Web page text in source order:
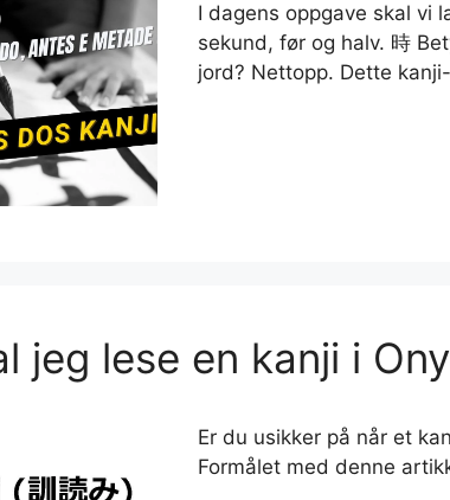
I dagens oppgave skal vi
sekund, før og halv. 時
jord? Nettopp. Dette
jeg lese en kanji i
Er du usikker på når et
Formålet med denne